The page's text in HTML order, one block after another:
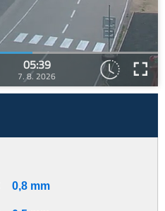
05:39
7. 8. 2026
0,8 mm